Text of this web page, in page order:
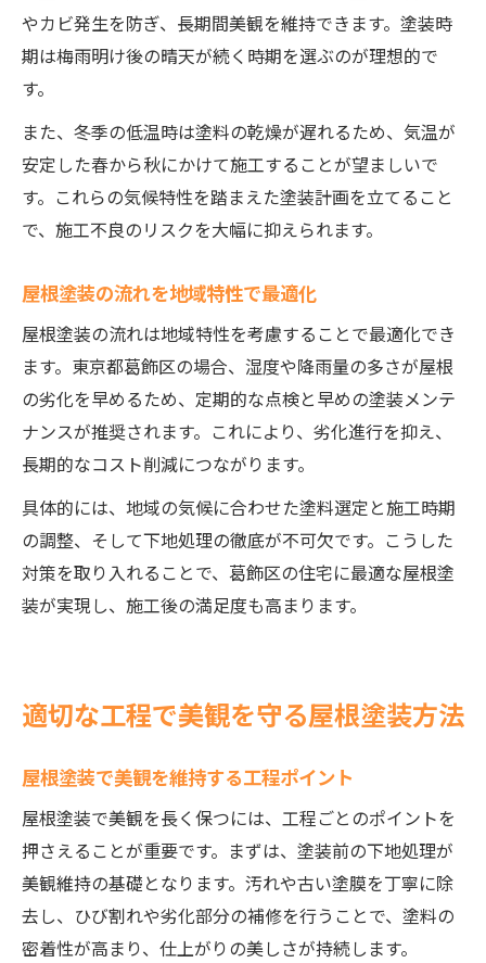
やカビ発生を防ぎ、長期間美観を維持できます。塗装時
期は梅雨明け後の晴天が続く時期を選ぶのが理想的で
す。
また、冬季の低温時は塗料の乾燥が遅れるため、気温が
安定した春から秋にかけて施工することが望ましいで
す。これらの気候特性を踏まえた塗装計画を立てること
で、施工不良のリスクを大幅に抑えられます。
屋根塗装の流れを地域特性で最適化
屋根塗装の流れは地域特性を考慮することで最適化でき
ます。東京都葛飾区の場合、湿度や降雨量の多さが屋根
の劣化を早めるため、定期的な点検と早めの塗装メンテ
ナンスが推奨されます。これにより、劣化進行を抑え、
長期的なコスト削減につながります。
具体的には、地域の気候に合わせた塗料選定と施工時期
の調整、そして下地処理の徹底が不可欠です。こうした
対策を取り入れることで、葛飾区の住宅に最適な屋根塗
装が実現し、施工後の満足度も高まります。
適切な工程で美観を守る屋根塗装方法
屋根塗装で美観を維持する工程ポイント
屋根塗装で美観を長く保つには、工程ごとのポイントを
押さえることが重要です。まずは、塗装前の下地処理が
美観維持の基礎となります。汚れや古い塗膜を丁寧に除
去し、ひび割れや劣化部分の補修を行うことで、塗料の
密着性が高まり、仕上がりの美しさが持続します。